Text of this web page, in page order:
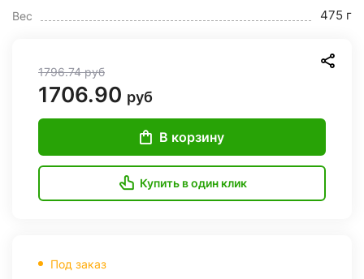
Вес 475 г
1796.74руб
1706.90 руб
В корзину
Купить в один клик
Под заказ